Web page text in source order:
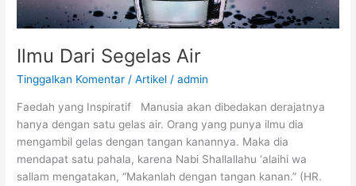
Ilmu Dari Segelas Air
Tinggalkan Komentar /Artikel /admin
Faedah yang Inspiratif Manusia akan dibedakan derajatnya
hanya dengan satu gelas air. Orang yang punya ilmu dia
mengambil gelas dengan tangan kanannya. Maka dia
mendapat satu pahala, karena Nabi Shallallahu ‘alaihi wa
sallam mengatakan, “Makanlah dengan tangan kanan.” (HR.